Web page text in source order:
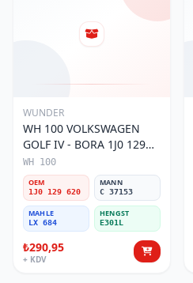
WUNDER
WH 100 VOLKSWAGEN
GOLF IV - BORA 1J0 129
620 Hava Filtresi
WH 100
OEM
1J0 129 620
MANN
C 37153
MAHLE
LX 684
HENGST
E301L
₺290,95
+ KDV